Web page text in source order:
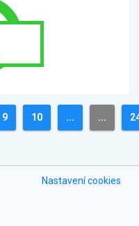
9 10 ... ...
Nastavení cookies